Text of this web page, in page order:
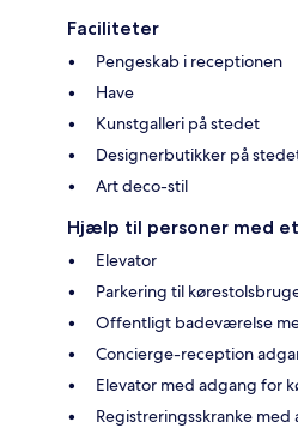
Faciliteter
Pengeskab i receptionen
Have
Kunstgalleri på stedet
Designerbutikker på
Art deco-stil
Hjælp til personer med
Elevator
Parkering til
Offentligt badeværelse
Concierge-reception
Elevator med adgang for
Registreringsskranke